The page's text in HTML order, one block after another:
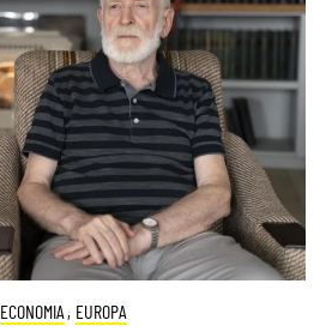
ECONOMIA , EUROPA